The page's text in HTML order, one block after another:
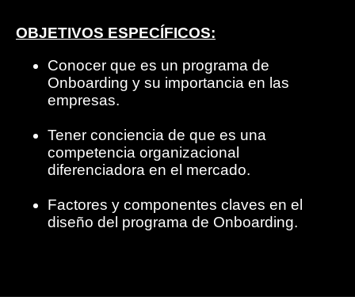
OBJETIVOS ESPECÍFICOS:
Conocer que es un programa de
Onboarding y su importancia en las
empresas.
Tener conciencia de que es una
competencia organizacional
diferenciadora en el mercado.
Factores y componentes claves en el
diseño del programa de Onboarding.